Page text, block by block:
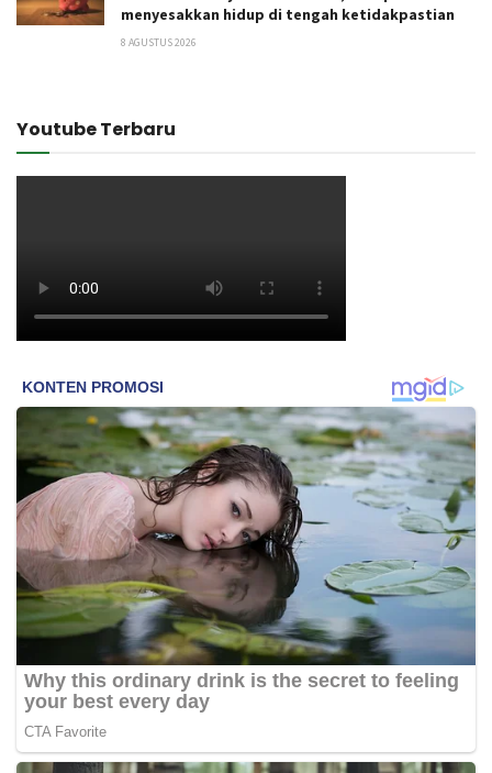
menyesakkan hidup di tengah ketidakpastian
8 AGUSTUS 2026
Youtube Terbaru